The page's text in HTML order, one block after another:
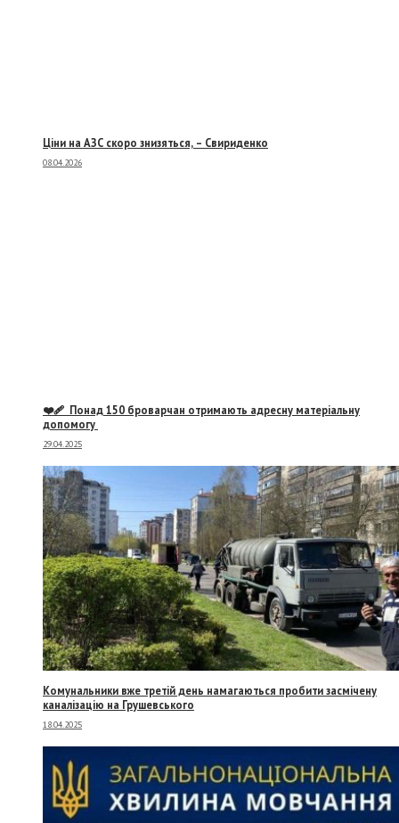
Ціни на АЗС скоро знизяться, – Свириденко
08.04.2026
❤️‍🩹 Понад 150 броварчан отримають адресну матеріальну
допомогу
29.04.2025
Комунальники вже третій день намагаються пробити засмічену
каналізацію на Грушевського
18.04.2025